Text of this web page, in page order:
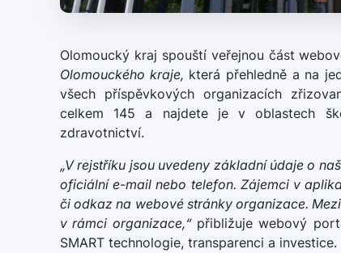
Olomoucký kraj spouští veřejnou část
Olomouckého kraje, která přehledně a na
všech příspěvkových organizacích
celkem 145 a najdete je v oblastech
zdravotnictví.
„V rejstříku jsou uvedeny základní údaje o
oficiální e-mail nebo telefon. Zájemci v
či odkaz na webové stránky organizace.
v rámci organizace,“přibližuje webový
SMART technologie, transparenci a investice.